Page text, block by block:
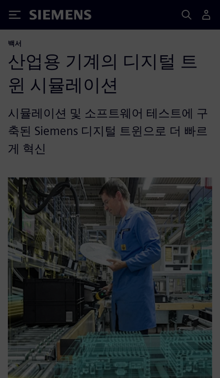
Siemens
백서
산업용 기계의 디지털 트
윈 시뮬레이션
시뮬레이션 및 소프트웨어 테스트에 구
축된 Siemens 디지털 트윈으로 더 빠르
게 혁신